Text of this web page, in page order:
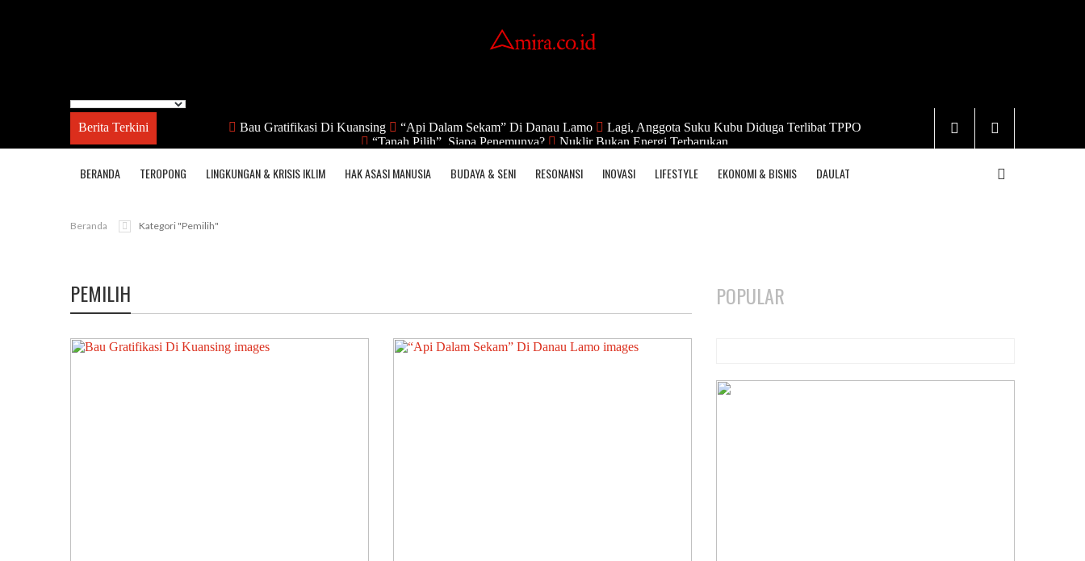
Berita Terkini Bau Gratifikasi Di Kuansing “Api Dalam Sekam” Di Danau Lamo
Lagi, Anggota Suku Kubu Diduga Terlibat TPPO
“Tanah Pilih”, Siapa Penemunya?
Nuklir Bukan Energi Terbarukan
BERANDA TEROPONG LINGKUNGAN & KRISIS IKLIM HAK ASASI MANUSIA BUDAYA & SENI RESONANSI INOVASI LIFESTYLE EKONOMI & BISNIS DAULAT
Beranda Kategori "pemilih"
PEMILIH POPULAR